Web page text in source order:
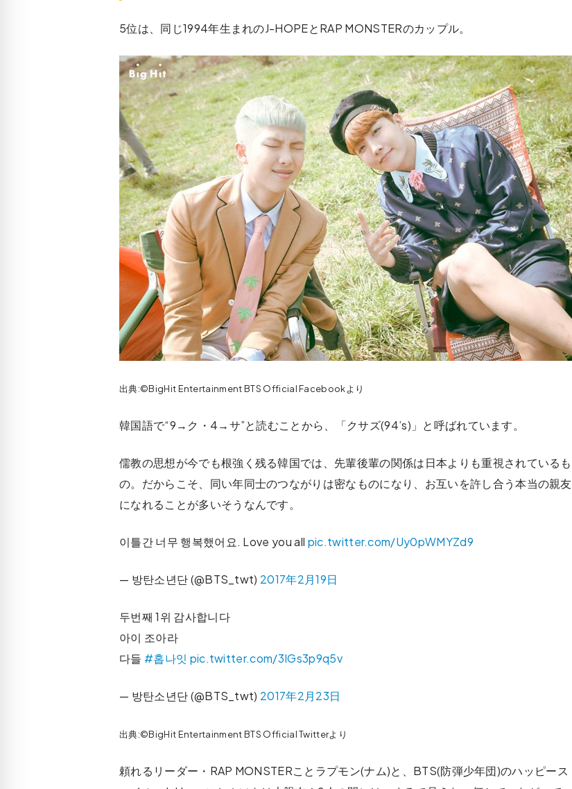
5位は、同じ1994年生まれのJ-HOPEとRAP MONSTERのカップル。
出典:©BigHit Entertainment BTS Official Facebookより
韓国語で“9→ク・4→サ”と読むことから、「クサズ(94’s)」と呼ばれています。
儒教の思想が今でも根強く残る韓国では、先輩後輩の関係は日本よりも重視されているも
の。だからこそ、同い年同士のつながりは密なものになり、お互いを許し合う本当の親友
になれることが多いそうなんです。
이틀간 너무 행복했어요. Love you all pic.twitter.com/Uy0pWMYZd9
— 방탄소년단 (@BTS_twt) 2017年2月19日
두번째 1위 감사합니다
아이 조아라
다들 #홉나잇 pic.twitter.com/3IGs3p9q5v
— 방탄소년단 (@BTS_twt) 2017年2月23日
出典:©BigHit Entertainment BTS Official Twitterより
頼れるリーダー・RAP MONSTERことラプモン(ナム)と、BTS(防弾少年団)のハッピース